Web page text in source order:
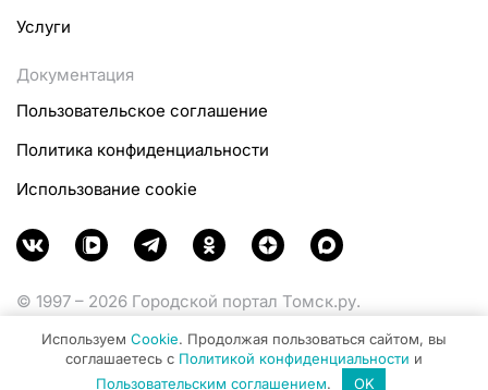
Услуги
Документация
Пользовательское соглашение
Политика конфиденциальности
Использование cookie
© 1997 – 2026 Городской портал Томск.ру.
Министерства цифрового развития, связи и массовых
коммуникаций Российской Федерации.
Используем Cookie. Продолжая пользоваться сайтом, вы
соглашаетесь с Политикой конфиденциальности и
Пользовательским соглашением. OK